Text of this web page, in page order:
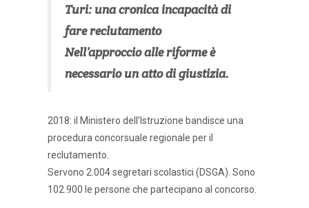
Turi: una cronica incapacità di
fare reclutamento
Nell’approccio alle riforme è
necessario un atto di giustizia.
2018: il Ministero dell’Istruzione bandisce una
procedura concorsuale regionale per il
reclutamento.
Servono 2.004 segretari scolastici (DSGA). Sono
102.900 le persone che partecipano al concorso.